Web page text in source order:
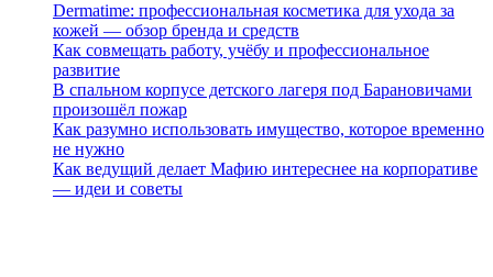
Dermatime: профессиональная косметика для ухода за
кожей — обзор бренда и средств
Как совмещать работу, учёбу и профессиональное
развитие
В спальном корпусе детского лагеря под Барановичами
произошёл пожар
Как разумно использовать имущество, которое временно
не нужно
Как ведущий делает Мафию интереснее на корпоративе
— идеи и советы